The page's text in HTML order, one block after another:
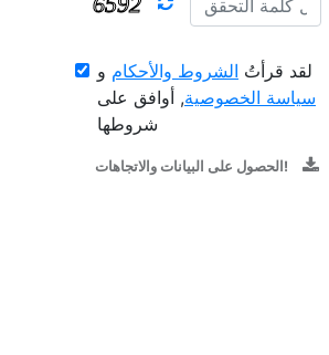
لقد قرأتُ الشروط والأحكام و
سياسة الخصوصية, أوافق على
شروطها
الحصول على البيانات والاتجاهات!